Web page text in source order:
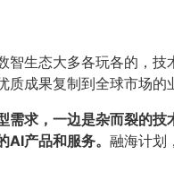
智生态大多各玩各的，
质成果复制到全球市场的
需求，一边是杂而裂的
AI产品和服务。 融海计划